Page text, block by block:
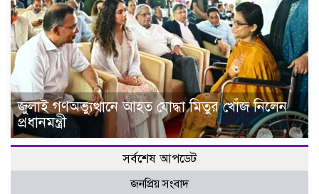
জুলাই গণঅভ্যুত্থানে আহত যোদ্ধা মিতুর খোঁজ নিলেন
প্রধানমন্ত্রী
সর্বশেষ আপডেট
জনপ্রিয় সংবাদ